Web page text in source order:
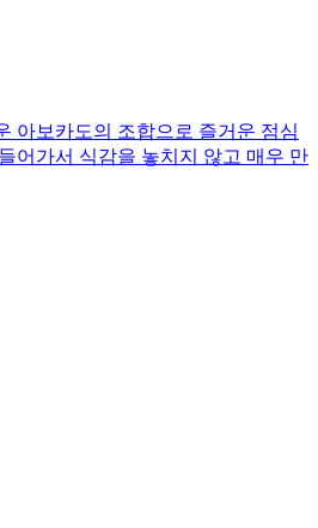
아보카도의 조합으로 즐거운 점심
어가서 식감을 놓치지 않고 매우 만